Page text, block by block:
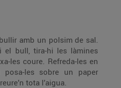
amb un polsim de sal.
el bull, tira-hi les làmines
les coure. Refreda-les en
les sobre un paper
tota l’aigua.